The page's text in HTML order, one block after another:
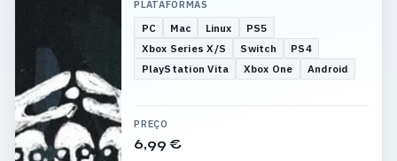
PLATAFORMAS
PC Mac Linux
PS5
Xbox Series X/S
Switch
PS4
PlayStation Vita
Xbox One Android
PREÇO
6,99 €